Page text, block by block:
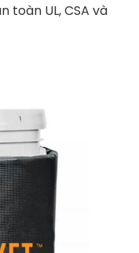
toàn UL, CSA và